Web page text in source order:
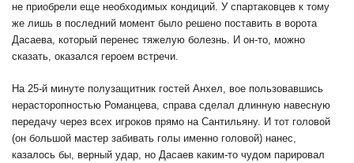
не приобрели еще необходимых кондиций. У спартаковцев к тому
же лишь в последний момент было решено поставить в ворота
Дасаева, который перенес тяжелую болезнь. И он-то, можно
сказать, оказался героем встречи.
На 25-й минуте полузащитник гостей Анхел, вое пользовавшись
нерасторопностью Романцева, справа сделал длинную навесную
передачу через всех игроков прямо на Сантильяну. И тот головой
(он большой мастер забивать голы именно головой) нанес,
казалось бы, верный удар, но Дасаев каким-то чудом парировал